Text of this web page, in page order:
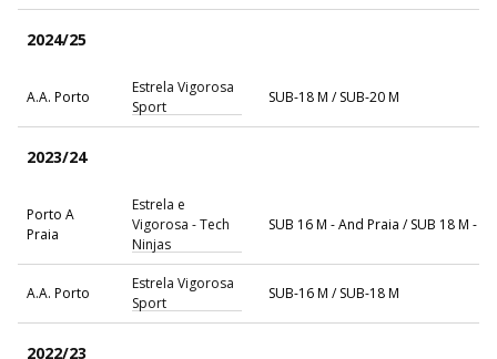
2024/25
A.A. Porto
Estrela Vigorosa
Sport
SUB-18 M / SUB-20 M
2023/24
Porto A
Praia
Estrela e
Vigorosa - Tech
Ninjas
SUB 16 M - And Praia / SUB 18 M -
A.A. Porto
Estrela Vigorosa
Sport
SUB-16 M / SUB-18 M
2022/23